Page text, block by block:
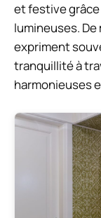
et festive grâce
lumineuses.
expriment
tranquillité à
harmonieuses